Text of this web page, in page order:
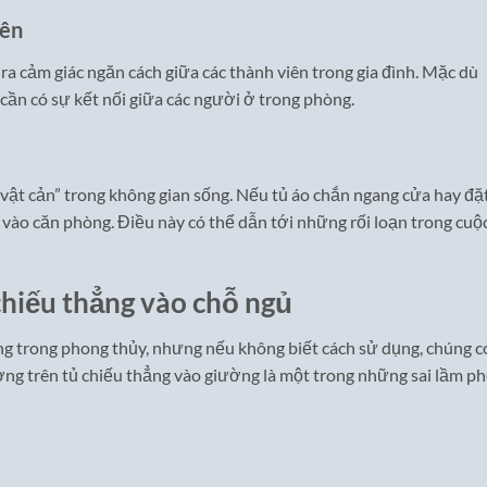
giác ngăn cách giữa các thành viên trong gia đình. Mặc dù
có sự kết nối giữa các người ở trong phòng.
cản” trong không gian sống. Nếu tủ áo chắn ngang cửa hay
căn phòng. Điều này có thể dẫn tới những rối loạn trong
thẳng vào chỗ ngủ
phong thủy, nhưng nếu không biết cách sử dụng, chúng
trên tủ chiếu thẳng vào giường là một trong những sai lầm